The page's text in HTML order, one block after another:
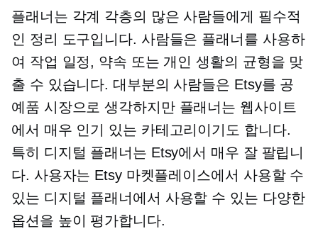
플래너는 각계 각층의 많은 사람들에게 필수적
인 정리 도구입니다. 사람들은 플래너를 사용하
여 작업 일정, 약속 또는 개인 생활의 균형을 맞
출 수 있습니다. 대부분의 사람들은 Etsy를 공
예품 시장으로 생각하지만 플래너는 웹사이트
에서 매우 인기 있는 카테고리이기도 합니다.
특히 디지털 플래너는 Etsy에서 매우 잘 팔립니
다. 사용자는 Etsy 마켓플레이스에서 사용할 수
있는 디지털 플래너에서 사용할 수 있는 다양한
옵션을 높이 평가합니다.